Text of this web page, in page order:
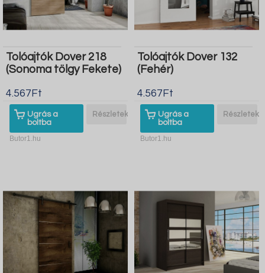
Tolóajtók Dover 218
(Sonoma tölgy Fekete)
4.567Ft
Ugrás a
boltba
Részletek
Butor1.hu
Tolóajtók Dover 132
(Fehér)
4.567Ft
Ugrás a
boltba
Részletek
Butor1.hu